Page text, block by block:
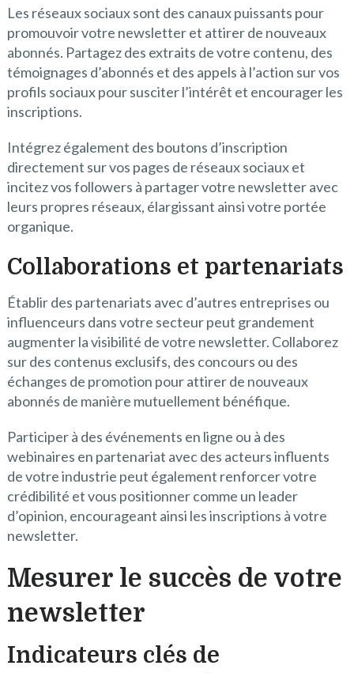
Les réseaux sociaux sont des canaux puissants pour
promouvoir votre newsletter et attirer de nouveaux
abonnés. Partagez des extraits de votre contenu, des
témoignages d’abonnés et des appels à l’action sur vos
profils sociaux pour susciter l’intérêt et encourager les
inscriptions.
Intégrez également des boutons d’inscription
directement sur vos pages de réseaux sociaux et
incitez vos followers à partager votre newsletter avec
leurs propres réseaux, élargissant ainsi votre portée
organique.
Collaborations et partenariats
Établir des partenariats avec d’autres entreprises ou
influenceurs dans votre secteur peut grandement
augmenter la visibilité de votre newsletter. Collaborez
sur des contenus exclusifs, des concours ou des
échanges de promotion pour attirer de nouveaux
abonnés de manière mutuellement bénéfique.
Participer à des événements en ligne ou à des
webinaires en partenariat avec des acteurs influents
de votre industrie peut également renforcer votre
crédibilité et vous positionner comme un leader
d’opinion, encourageant ainsi les inscriptions à votre
newsletter.
Mesurer le succès de votre
newsletter
Indicateurs clés de